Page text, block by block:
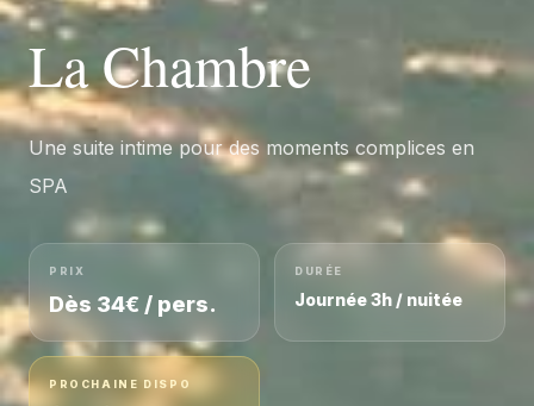
La Chambre
Une suite intime pour des moments complices en
SPA
PRIX
Dès 34€ / pers.
DURÉE
Journée 3h / nuitée
PROCHAINE DISPO